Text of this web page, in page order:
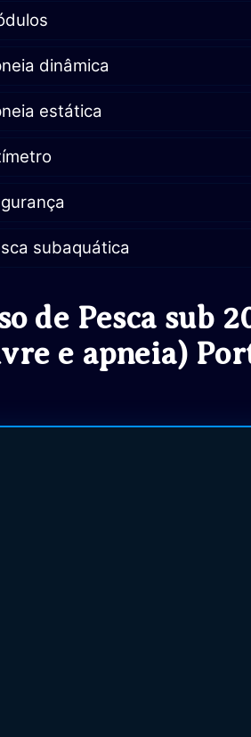
dinâmica
estática
subaquática
de Pesca sub
e apneia)